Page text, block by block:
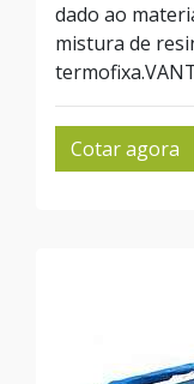
dado ao
mistura de
Cotar agora